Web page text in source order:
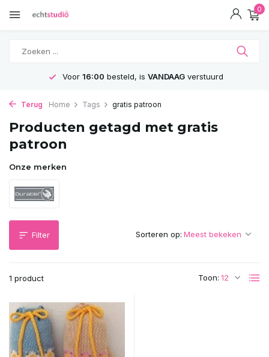
0
Voor 16:00 besteld, is VANDAAGverstuurd
Terug Home Tags gratis patroon
Producten getagd met gratis
patroon
Onze merken
Filter
1 product Toon:
Sorteren op: